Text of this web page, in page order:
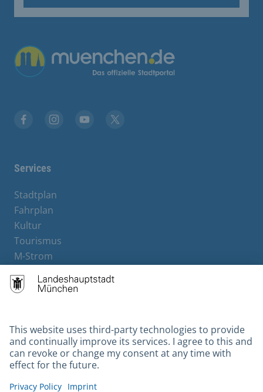
Übergreifende Links
Services
Stadtplan
Fahrplan
Kultur
Tourismus
M-Strom
Hotels
Contact
Barrierefreiheit
Leichte Sprache
Gebärdensprache